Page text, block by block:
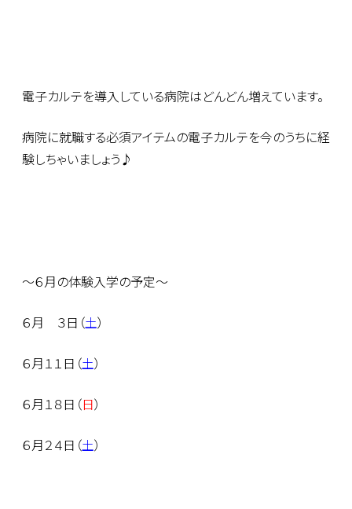
電子カルテを導入している病院はどんどん増えています。
病院に就職する必須アイテムの電子カルテを今のうちに経
験しちゃいましょう♪
〜６月の体験入学の予定〜
６月 ３日（土）
６月１１日（土）
６月１８日（日）
６月２４日（土）